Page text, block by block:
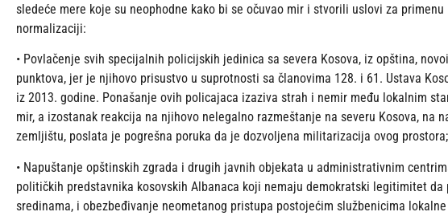
sledeće mere koje su neophodne kako bi se očuvao mir i stvorili uslovi za
normalizaciji:
• Povlačenje svih specijalnih policijskih jedinica sa severa Kosova, iz opština,
punktova, jer je njihovo prisustvo u suprotnosti sa članovima 128. i 61. Ustava
iz 2013. godine. Ponašanje ovih policajaca izaziva strah i nemir među lokalnim
mir, a izostanak reakcija na njihovo nelegalno razmeštanje na severu Kosova, na
zemljištu, poslata je pogrešna poruka da je dozvoljena militarizacija ovog prostora;
• Napuštanje opštinskih zgrada i drugih javnih objekata u administrativnim
političkih predstavnika kosovskih Albanaca koji nemaju demokratski legitimitet
sredinama, i obezbeđivanje neometanog pristupa postojećim službenicima